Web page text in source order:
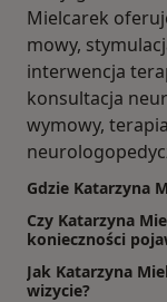
Mielcarek
mowy,
interwencja
konsultacja
wymowy,
Gdzie Katarzyna
Czy Katarzyna
konieczności
Jak Katarzyna
wizycie?